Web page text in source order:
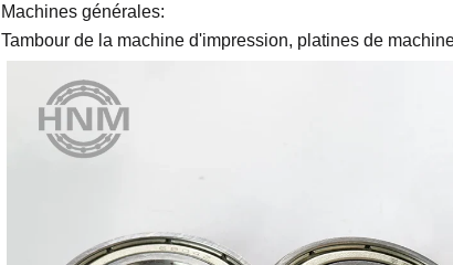
Machines générales:
Tambour de la machine d'impression, platines de